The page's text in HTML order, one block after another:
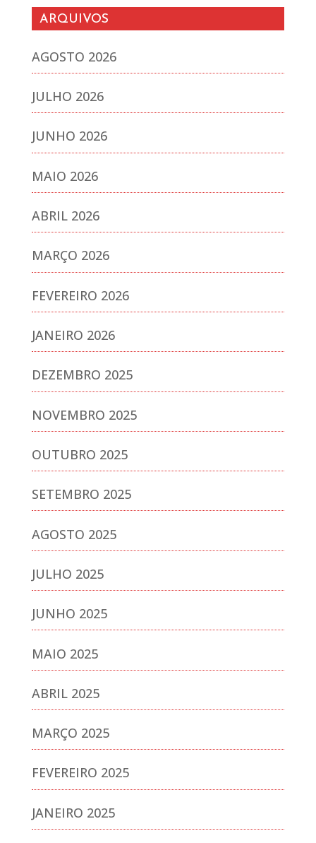
ARQUIVOS
AGOSTO 2026
JULHO 2026
JUNHO 2026
MAIO 2026
ABRIL 2026
MARÇO 2026
FEVEREIRO 2026
JANEIRO 2026
DEZEMBRO 2025
NOVEMBRO 2025
OUTUBRO 2025
SETEMBRO 2025
AGOSTO 2025
JULHO 2025
JUNHO 2025
MAIO 2025
ABRIL 2025
MARÇO 2025
FEVEREIRO 2025
JANEIRO 2025